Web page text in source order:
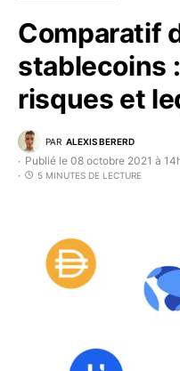
Comparatif
stablecoins
risques et
PAR ALEXIS BERERD
Publié le 08 octobre 2021 à
5 MINUTES DE LECTURE